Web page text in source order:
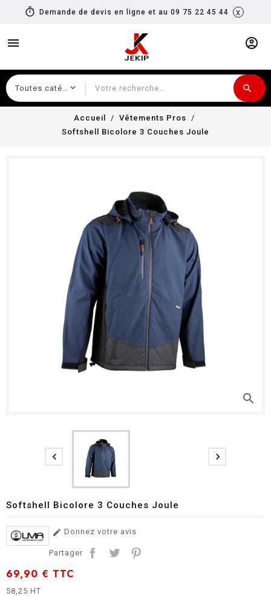
timer Demande de devis en ligne et au 09 75 22 45 44 x
menu account_circle
search
Accueil
Vêtements Pros
Softshell Bicolore 3 Couches Joule
search
 
Softshell Bicolore 3 Couches Joule
 Donnez votre avis
Partager
69,90 € TTC
58,25 HT